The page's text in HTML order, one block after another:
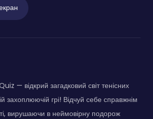
— відкрий загадковий світ тенісних
захоплюючій грі! Відчуй себе справжнім
вирушаючи в неймовірну подорож